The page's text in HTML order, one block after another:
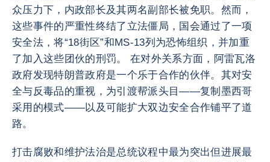
众压力下，内政部长及其两名副部长被免职。然而，
这些事件的严重性终结了立法僵局，国会通过了一项
安全法，将“18街区”和MS-13列为恐怖组织，并加重
了加入这些团伙的刑罚。 在对外关系方面，阿雷瓦洛
政府发现特朗普政府是一个乐于合作的伙伴。其对安
全与反毒品的重视，为引渡帮派头目——复制墨西哥
采用的模式——以及可能扩大双边安全合作铺平了道
路。
打击腐败和维护法治是总统议程中最为突出但进展最